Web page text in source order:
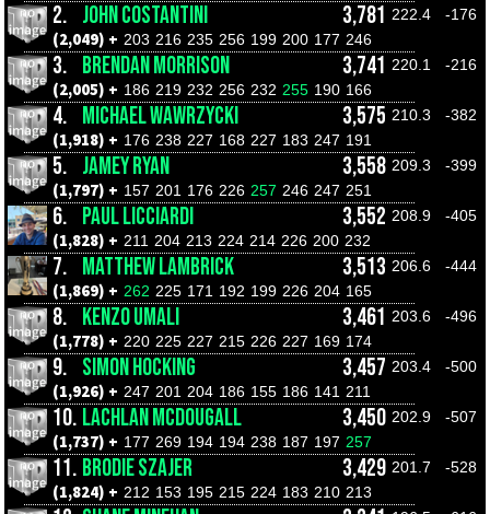
2. JOHN COSTANTINI 3,781 222.4 -176
(2,049) + 203 216 235 256 199 200 177 246
3. BRENDAN MORRISON 3,741 220.1 -216
(2,005) + 186 219 232 256 232 255 190 166
4. MICHAEL WAWRZYCKI 3,575 210.3 -382
(1,918) + 176 238 227 168 227 183 247 191
5. JAMEY RYAN 3,558 209.3 -399
(1,797) + 157 201 176 226 257 246 247 251
6. PAUL LICCIARDI 3,552 208.9 -405
(1,828) + 211 204 213 224 214 226 200 232
7. MATTHEW LAMBRICK 3,513 206.6 -444
(1,869) + 262 225 171 192 199 226 204 165
8. KENZO UMALI 3,461 203.6 -496
(1,778) + 220 225 227 215 226 227 169 174
9. SIMON HOCKING 3,457 203.4 -500
(1,926) + 247 201 204 186 155 186 141 211
10. LACHLAN MCDOUGALL 3,450 202.9 -507
(1,737) + 177 269 194 194 238 187 197 257
11. BRODIE SZAJER 3,429 201.7 -528
(1,824) + 212 153 195 215 224 183 210 213